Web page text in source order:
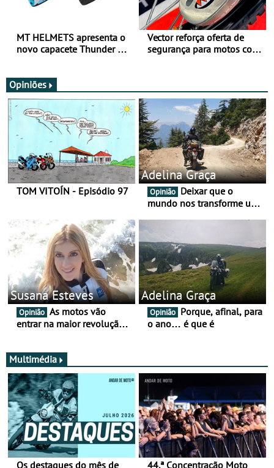
MT HELMETS apresenta o
novo capacete Thunder 4 R
Vector reforça oferta de
segurança para motos com
Opiniões
TOM VITOÍN - Episódio 97
Adelina Graça
Opinião
mundo nos transforme um
Susana Esteves
Opinião
entrar na maior revolução
falar disso
Adelina Graça
Opinião
o ano… é que é
Multimédia
Os destaques do mês de 44.ª Concentração Moto